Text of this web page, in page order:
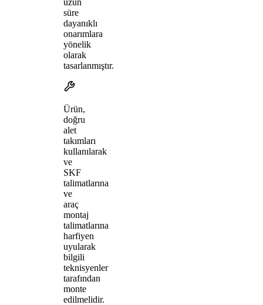
süre
dayanıklı
onarımlara
yönelik
olarak
tasarlanmıştır.
Ürün,
doğru
alet
takımları
kullanılarak
ve
SKF
talimatlarına
ve
araç
montaj
talimatlarına
harfiyen
uyularak
bilgili
teknisyenler
tarafından
monte
edilmelidir.